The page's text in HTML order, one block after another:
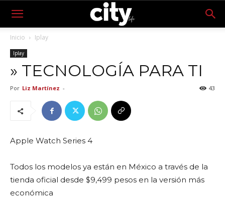
Inicio Iplay
Iplay
» TECNOLOGÍA PARA TI
Por Liz Martínez - 43
Apple Watch Series 4
Todos los modelos ya están en México a través de la
tienda oficial desde $9,499 pesos en la versión más
económica